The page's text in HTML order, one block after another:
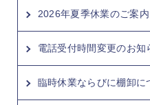
2026年夏季休業のご案内
電話受付時間変更のお知
臨時休業ならびに棚卸に